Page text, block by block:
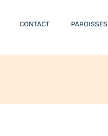
CONTACT PAROISSES